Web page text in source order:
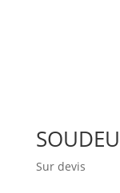
Sur devis